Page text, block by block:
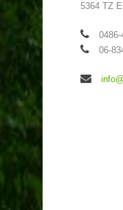
5364 TZ
0486-
06-